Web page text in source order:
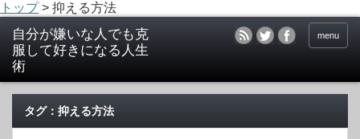
トップ> 抑える方法
menu
タグ：抑える方法